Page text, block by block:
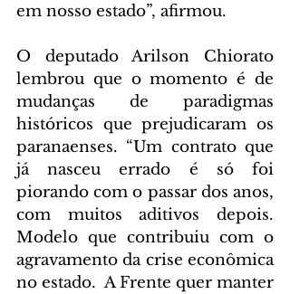
em nosso estado”, afirmou.
O deputado Arilson Chiorato
lembrou que o momento é de
mudanças de paradigmas
históricos que prejudicaram os
paranaenses. “Um contrato que
já nasceu errado é só foi
piorando com o passar dos anos,
com muitos aditivos depois.
Modelo que contribuiu com o
agravamento da crise econômica
no estado.  A Frente quer manter